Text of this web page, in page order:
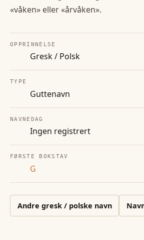
«våken» eller «årvåken».
OPPRINNELSE
Gresk / Polsk
TYPE
Guttenavn
NAVNEDAG
Ingen registrert
FØRSTE BOKSTAV
G
Andre gresk / polske navn